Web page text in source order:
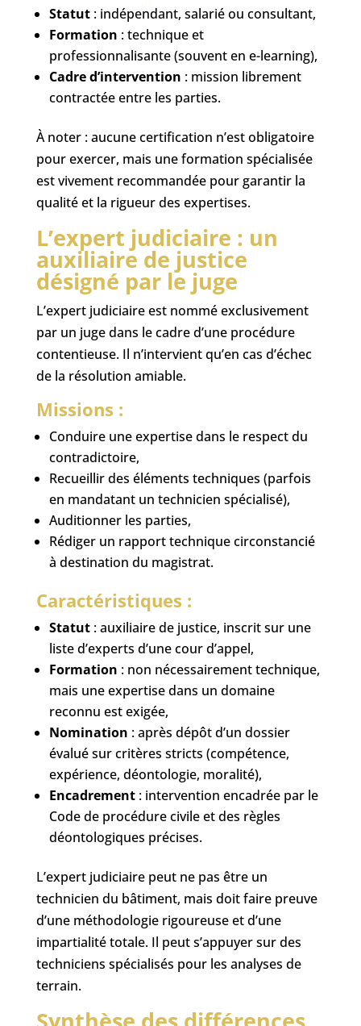
Statut: indépendant, salarié ou consultant,
Formation : technique et
professionnalisante (souvent en e-learning),
Cadre d’intervention : mission librement
contractée entre les parties.
À noter : aucune certification n’est obligatoire
pour exercer, mais une formation spécialisée
est vivement recommandée pour garantir la
qualité et la rigueur des expertises.
L’expert judiciaire : un
auxiliaire de justice
désigné par le juge
L’expert judiciaire est nommé exclusivement
par un juge dans le cadre d’une procédure
contentieuse. Il n’intervient qu’en cas d’échec
de la résolution amiable.
Missions :
Conduire une expertise dans le respect du
contradictoire,
Recueillir des éléments techniques (parfois
en mandatant un technicien spécialisé),
Auditionner les parties,
Rédiger un rapport technique circonstancié
à destination du magistrat.
Caractéristiques :
Statut: auxiliaire de justice, inscrit sur une
liste d’experts d’une cour d’appel,
Formation : non nécessairement technique,
mais une expertise dans un domaine
reconnu est exigée,
Nomination : après dépôt d’un dossier
évalué sur critères stricts (compétence,
expérience, déontologie, moralité),
Encadrement: intervention encadrée par le
Code de procédure civile et des règles
déontologiques précises.
L’expert judiciaire peut ne pas être un
technicien du bâtiment, mais doit faire preuve
d’une méthodologie rigoureuse et d’une
impartialité totale. Il peut s’appuyer sur des
techniciens spécialisés pour les analyses de
terrain.